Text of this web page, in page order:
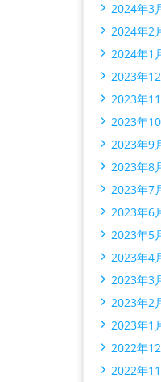
2024年3
2024年2
2024年1
2023年
2023年
2023年
2023年9
2023年8
2023年7
2023年6
2023年5
2023年4
2023年3
2023年2
2023年1
2022年
2022年